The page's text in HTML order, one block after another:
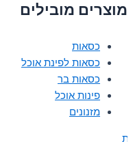
מוצרים מובילים
כסאות
כסאות לפינת אוכל
כסאות בר
פינות אוכל
מזנונים